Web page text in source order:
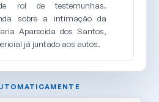
rol de
sobre a intimação
Aparecida dos
já juntado aos autos.